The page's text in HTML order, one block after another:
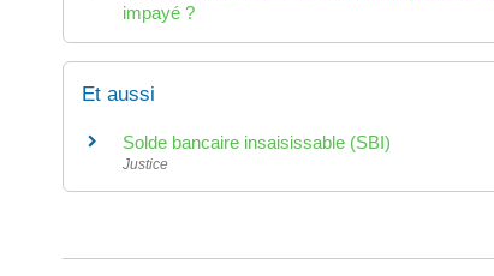
impayé ?
Et aussi
Solde bancaire insaisissable (SBI)
Justice